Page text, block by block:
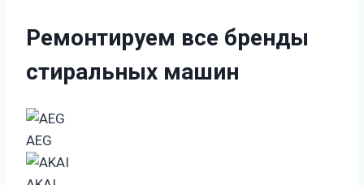
Ремонтируем все бренды
стиральных машин
AEG